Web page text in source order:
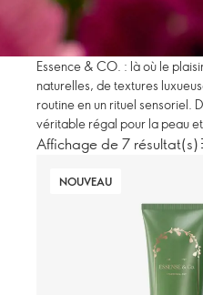
Essence & CO. : là où le
naturelles, de textures
routine en un rituel sensoriel.
véritable régal pour la peau
Affichage de 7 résultat(s)
NOUVEAU